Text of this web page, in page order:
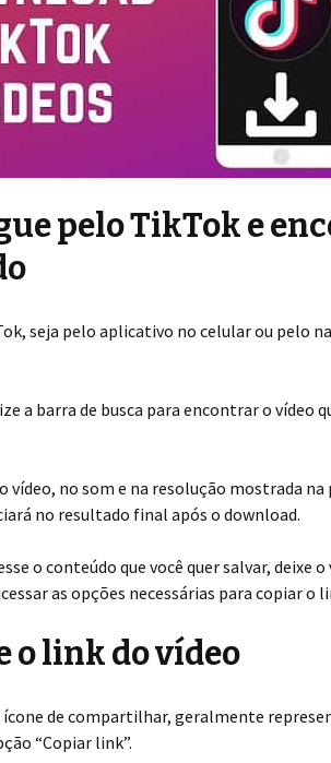
pelo TikTok e
seja pelo aplicativo no celular ou pelo
a barra de busca para encontrar o vídeo
vídeo, no som e na resolução mostrada na
no resultado final após o download.
o conteúdo que você quer salvar, deixe
as opções necessárias para copiar o
o link do vídeo
de compartilhar, geralmente
“Copiar link”.